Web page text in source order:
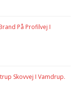
På Profilvej I
Skovvej I Vamdrup.